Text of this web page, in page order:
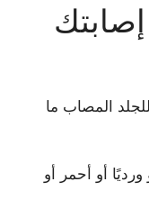
المصاب ما
أو أحمر أو